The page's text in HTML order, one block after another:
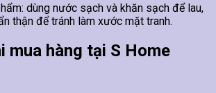
dùng nước sạch và khăn sạch để lau,
thận để tránh làm xước mặt tranh.
mua hàng tại S Home